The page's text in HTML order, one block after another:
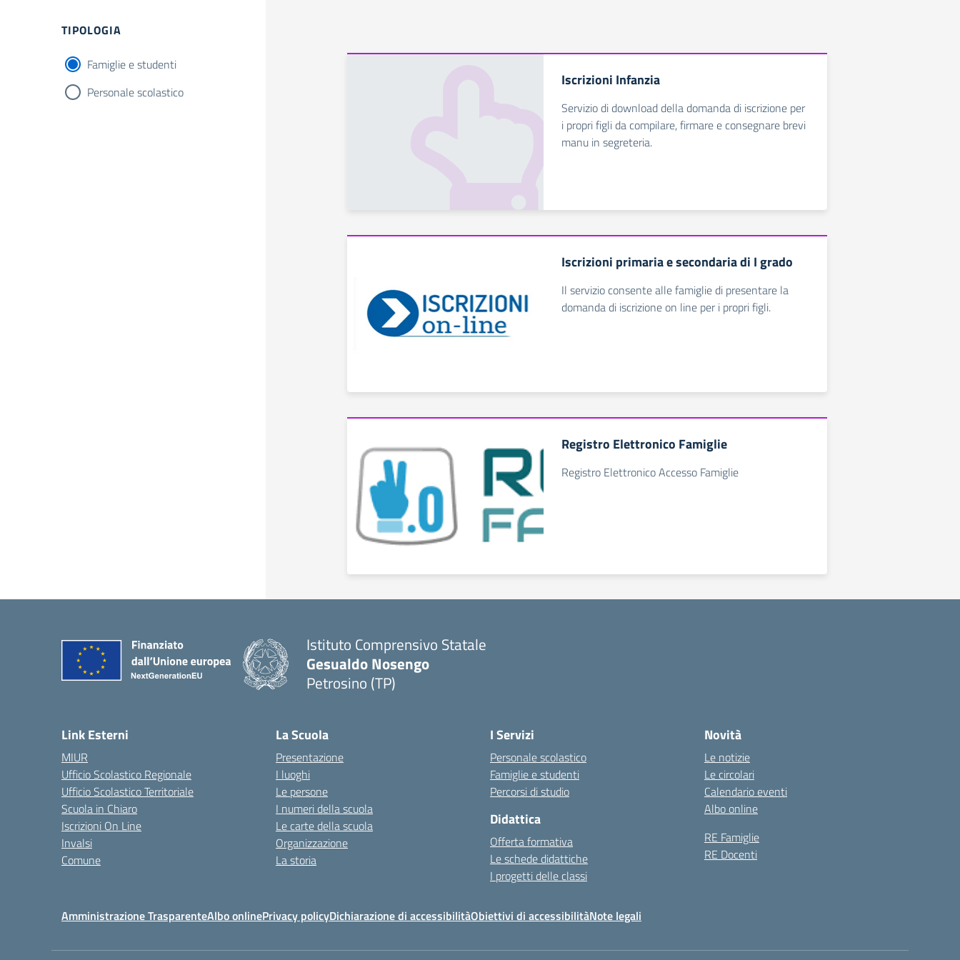
TIPOLOGIA
Famiglie e studenti
Personale scolastico
Iscrizioni Infanzia
Servizio di download della domanda di iscrizione per
i propri figli da compilare, firmare e consegnare brevi
manu in segreteria.
Iscrizioni primaria e secondaria di I grado
Il servizio consente alle famiglie di presentare la
domanda di iscrizione on line per i propri figli.
Registro Elettronico Famiglie
Registro Elettronico Accesso Famiglie
Istituto Comprensivo Statale
Gesualdo Nosengo
Petrosino (TP)
Link Esterni
MIUR
Ufficio Scolastico Regionale
Ufficio Scolastico Territoriale
Scuola in Chiaro
Iscrizioni On Line
Invalsi
Comune
La Scuola
Presentazione
I luoghi
Le persone
I numeri della scuola
Le carte della scuola
Organizzazione
La storia
I Servizi
Personale scolastico
Famiglie e studenti
Percorsi di studio
Didattica
Offerta formativa
Le schede didattiche
I progetti delle classi
Novità
Le notizie
Le circolari
Calendario eventi
Albo online
RE Famiglie
RE Docenti
Amministrazione TrasparenteAlbo onlinePrivacy policyDichiarazione di accessibilitàObiettivi di accessibilitàNote legali